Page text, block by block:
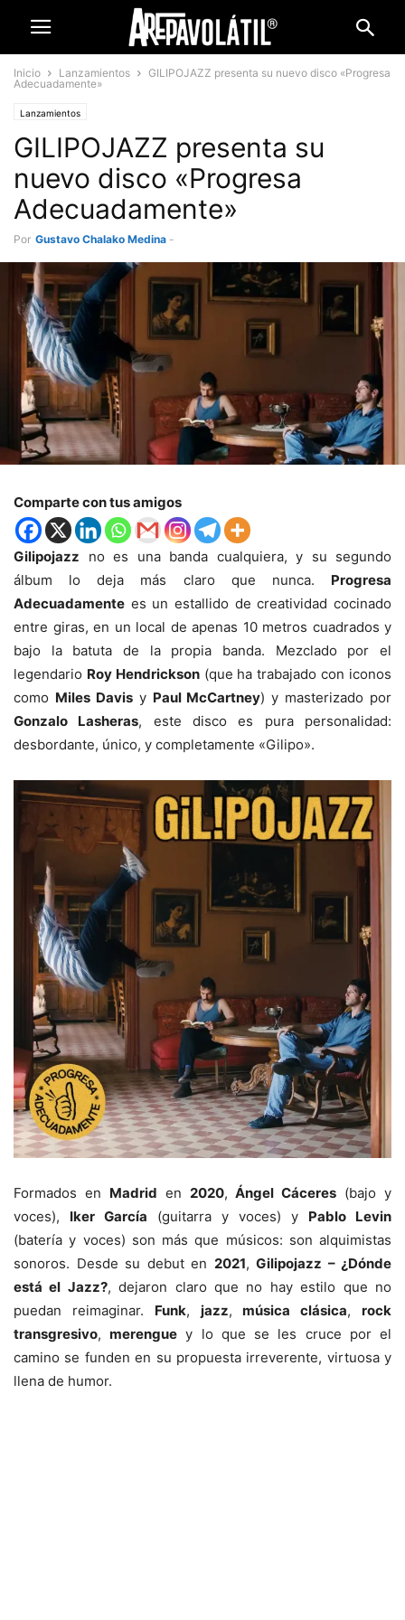
Inicio Lanzamientos
GILIPOJAZZ presenta su nuevo disco «Progresa
Adecuadamente»
Lanzamientos
GILIPOJAZZ presenta su
nuevo disco «Progresa
Adecuadamente»
Por Gustavo Chalako Medina -
Comparte con tus amigos
Gilipojazz no es una banda cualquiera, y su segundo
álbum lo deja más claro que nunca. Progresa
Adecuadamente es un estallido de creatividad cocinado
entre giras, en un local de apenas 10 metros cuadrados y
bajo la batuta de la propia banda. Mezclado por el
legendario Roy Hendrickson(que ha trabajado con iconos
como Miles Davisy Paul McCartney) y masterizado por
Gonzalo Lasheras, este disco es pura personalidad:
desbordante, único, y completamente «Gilipo».
Formados en Madrid en 2020,Ángel Cáceres (bajo y
voces), Iker García (guitarra y voces) y Pablo Levin
(batería y voces) son más que músicos: son alquimistas
sonoros. Desde su debut en 2021, Gilipojazz – ¿Dónde
está el Jazz?, dejaron claro que no hay estilo que no
puedan reimaginar. Funk, jazz,música clásica,rock
transgresivo,merengue y lo que se les cruce por el
camino se funden en su propuesta irreverente, virtuosa y
llena de humor.